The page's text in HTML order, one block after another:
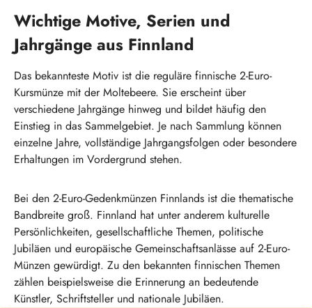
Wichtige Motive, Serien und
Jahrgänge aus Finnland
Das bekannteste Motiv ist die reguläre finnische 2-Euro-
Kursmünze mit der Moltebeere. Sie erscheint über
verschiedene Jahrgänge hinweg und bildet häufig den
Einstieg in das Sammelgebiet. Je nach Sammlung können
einzelne Jahre, vollständige Jahrgangsfolgen oder besondere
Erhaltungen im Vordergrund stehen.
Bei den 2-Euro-Gedenkmünzen Finnlands ist die thematische
Bandbreite groß. Finnland hat unter anderem kulturelle
Persönlichkeiten, gesellschaftliche Themen, politische
Jubiläen und europäische Gemeinschaftsanlässe auf 2-Euro-
Münzen gewürdigt. Zu den bekannten finnischen Themen
zählen beispielsweise die Erinnerung an bedeutende
Künstler, Schriftsteller und nationale Jubiläen.